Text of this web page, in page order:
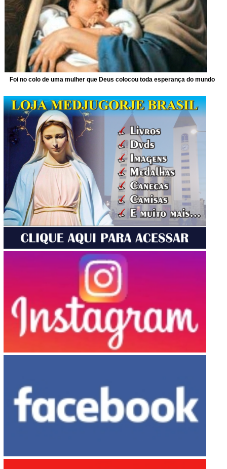
Foi no colo de uma mulher que Deus colocou toda esperança do mundo